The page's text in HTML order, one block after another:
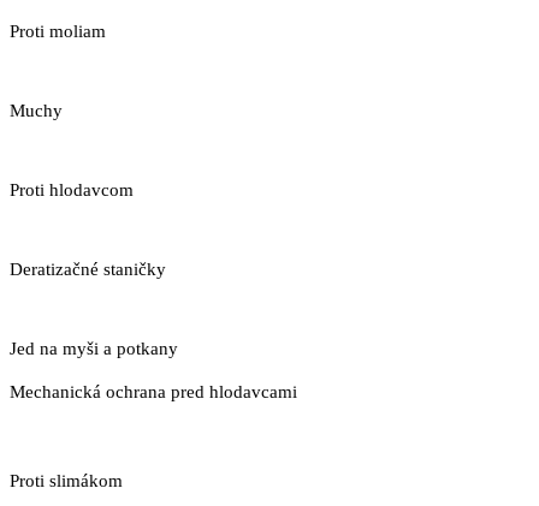
Proti moliam
Muchy
Proti hlodavcom
Deratizačné staničky
Jed na myši a potkany
Mechanická ochrana pred hlodavcami
Proti slimákom